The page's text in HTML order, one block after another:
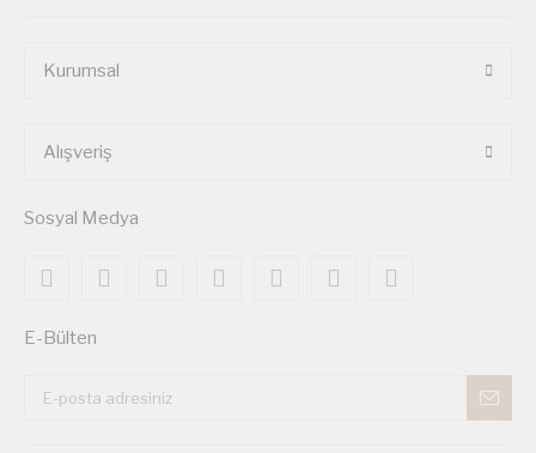
Kurumsal
Alışveriş
Sosyal Medya
E-Bülten